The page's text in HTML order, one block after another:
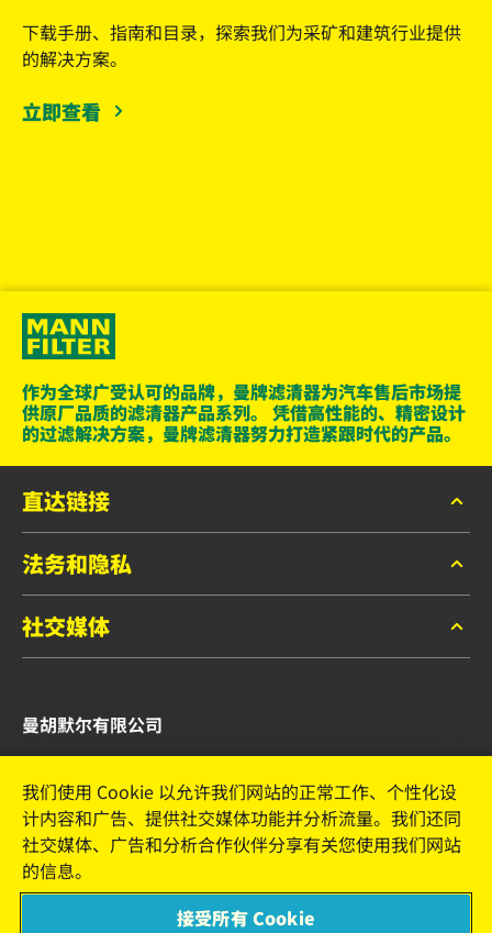
下载手册、指南和目录，探索我们为采矿和建筑行业提供
的解决方案。
立即查看
作为全球广受认可的品牌，曼牌滤清器为汽车售后市场提
供原厂品质的滤清器产品系列。 凭借高性能的、精密设计
的过滤解决方案，曼牌滤清器努力打造紧跟时代的产品。
直达链接
目录
联系
法务和隐私
数据隐私
法务申明
社交媒体
曼胡默尔有限公司
上海嘉定工业区兴庆路168号
邮编：201807
电话: (86) 021 6185 0208
传真: (86) 021 6185 0208
我们使用 Cookie 以允许我们网站的正常工作、个性化设
计内容和广告、提供社交媒体功能并分析流量。我们还同
社交媒体、广告和分析合作伙伴分享有关您使用我们网站
的信息。
接受所有 Cookie